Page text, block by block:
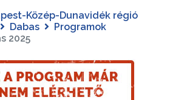
Közép-Dunavidék régió
Dabas
Programok
2025